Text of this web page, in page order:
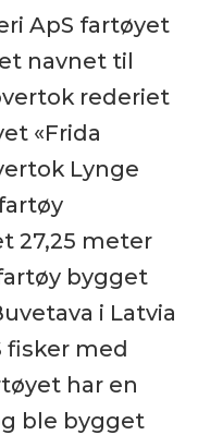
ApS fartøyet
navnet til
rederiet
«Frida
Lynge
27,25 meter
bygget
i Latvia
fisker med
har en
ble bygget